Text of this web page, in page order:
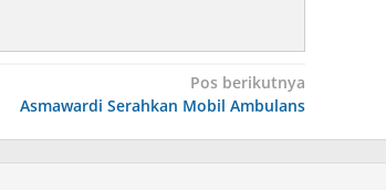
Pos berikutnya
Asmawardi Serahkan Mobil Ambulans